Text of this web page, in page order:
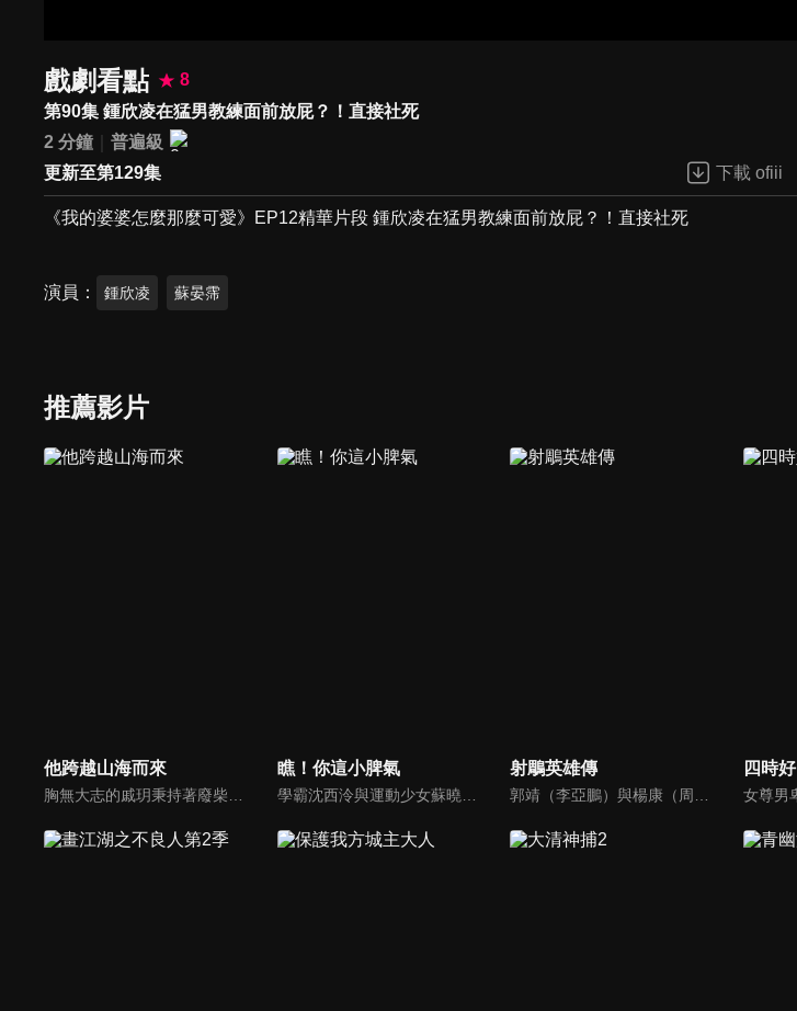
戲劇看點
8
第90集 鍾欣凌在猛男教練面前放屁？！直接社死
2 分鐘
普遍級
更新至第129集
下載 ofiii
《我的婆婆怎麼那麼可愛》EP12精華片段 鍾欣凌在猛男教練面前放屁？！直接社死
演員 鍾欣凌 蘇晏霈
推薦影片
他跨越山海而來 瞧！你這小脾氣 射鵰英雄傳 四時好